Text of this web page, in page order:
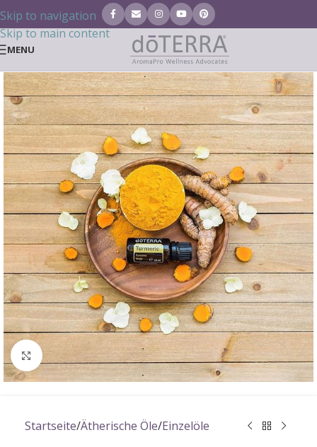
Skip to navigation
Skip to main content
MENU
Click to enlarge
Startseite/Ätherische Öle/Einzelöle